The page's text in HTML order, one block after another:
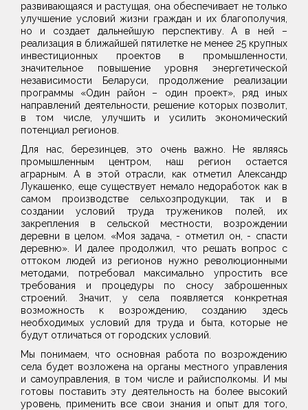
развивающаяся и растущая, она обеспечивает не только
улучшение условий жизни граждан и их благополучия,
но и создает дальнейшую перспективу. А в ней –
реализация в ближайшей пятилетке не менее 25 крупных
инвестиционных проектов в промышленности,
значительное повышение уровня энергетической
независимости Беларуси, продолжение реализации
программы «Один район – один проект», ряд иных
направлений деятельности, решение которых позволит,
в том числе, улучшить и усилить экономический
потенциал регионов.
Для нас, березинцев, это очень важно. Не являясь
промышленным центром, наш регион остается
аграрным. А в этой отрасли, как отметил Александр
Лукашенко, еще существует немало недоработок как в
самом производстве сельхозпродукции, так и в
создании условий труда тружеников полей, их
закрепления в сельской местности, возрождении
деревни в целом. «Моя задача, - отметил он, - спасти
деревню». И далее продолжил, что решать вопрос с
оттоком людей из регионов нужно революционными
методами, потребовал максимально упростить все
требования и процедуры по сносу заброшенных
строений. Значит, у села появляется конкретная
возможность к возрождению, созданию здесь
необходимых условий для труда и быта, которые не
будут отличаться от городских условий.
Мы понимаем, что основная работа по возрождению
села будет возложена на органы местного управления
и самоуправления, в том числе и райисполкомы. И мы
готовы поставить эту деятельность на более высокий
уровень, применить все свои знания и опыт для того,